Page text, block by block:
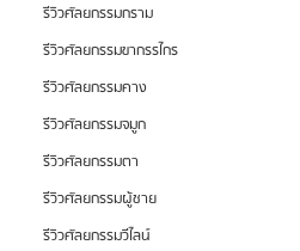
รีวิวศัลยกรรมกราม
รีวิวศัลยกรรมขากรรไกร
รีวิวศัลยกรรมคาง
รีวิวศัลยกรรมจมูก
รีวิวศัลยกรรมตา
รีวิวศัลยกรรมผู้ชาย
รีวิวศัลยกรรมวีไลน์